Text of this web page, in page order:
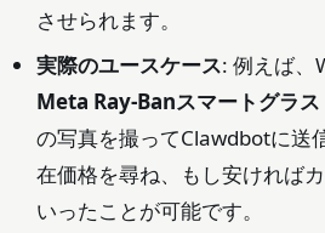
させられます。
実際のユースケース: 例えば、
Meta Ray‑Banスマートグラス
の写真を撮ってClawdbotに送
在価格を尋ね、もし安ければ
いったことが可能です。